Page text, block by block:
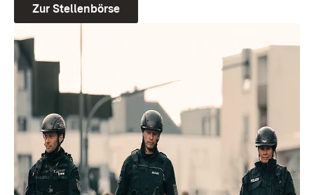
Zur Stellenbörse